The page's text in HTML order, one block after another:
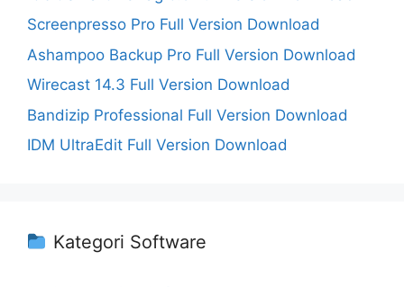
Screenpresso Pro Full Version Download
Ashampoo Backup Pro Full Version Download
Wirecast 14.3 Full Version Download
Bandizip Professional Full Version Download
IDM UltraEdit Full Version Download
Kategori Software